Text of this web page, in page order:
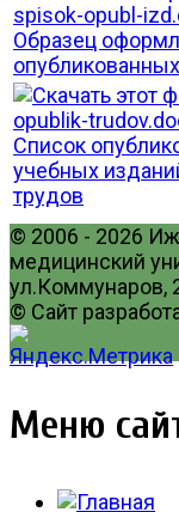
Образец
Список
учебных
трудов
© 2006 - 2026
медицинский
ул.Коммунаров,
© Сайт
Меню